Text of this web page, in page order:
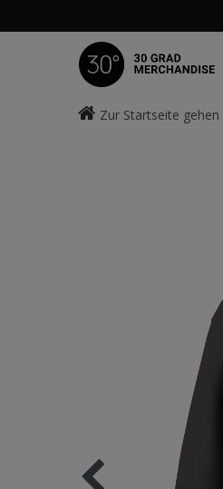
Zur Startseite gehen